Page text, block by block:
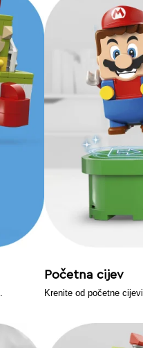
Početna cijev
Krenite od početne cijevi.